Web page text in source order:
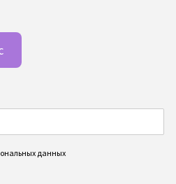
данных